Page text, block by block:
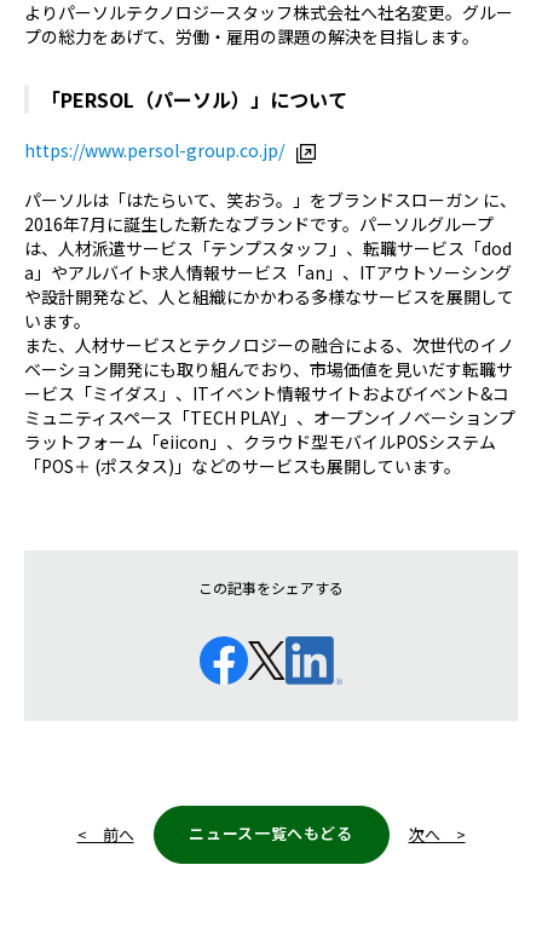
よりパーソルテクノロジースタッフ株式会社へ社名変更。グルー
プの総力をあげて、労働・雇用の課題の解決を目指します。
「PERSOL（パーソル）」について
https://www.persol-group.co.jp/
パーソルは「はたらいて、笑おう。」をブランドスローガン に、
2016年7月に誕生した新たなブランドです。パーソルグループ
は、人材派遣サービス「テンプスタッフ」、転職サービス「dod
a」やアルバイト求人情報サービス「an」、ITアウトソーシング
や設計開発など、人と組織にかかわる多様なサービスを展開して
います。
また、人材サービスとテクノロジーの融合による、次世代のイノ
ベーション開発にも取り組んでおり、市場価値を見いだす転職サ
ービス「ミイダス」、ITイベント情報サイトおよびイベント&コ
ミュニティスペース「TECH PLAY」、オープンイノベーションプ
ラットフォーム「eiicon」、クラウド型モバイルPOSシステム
「POS＋ (ポスタス)」などのサービスも展開しています。
この記事をシェアする
< 前へ ニュース一覧へもどる 次へ >